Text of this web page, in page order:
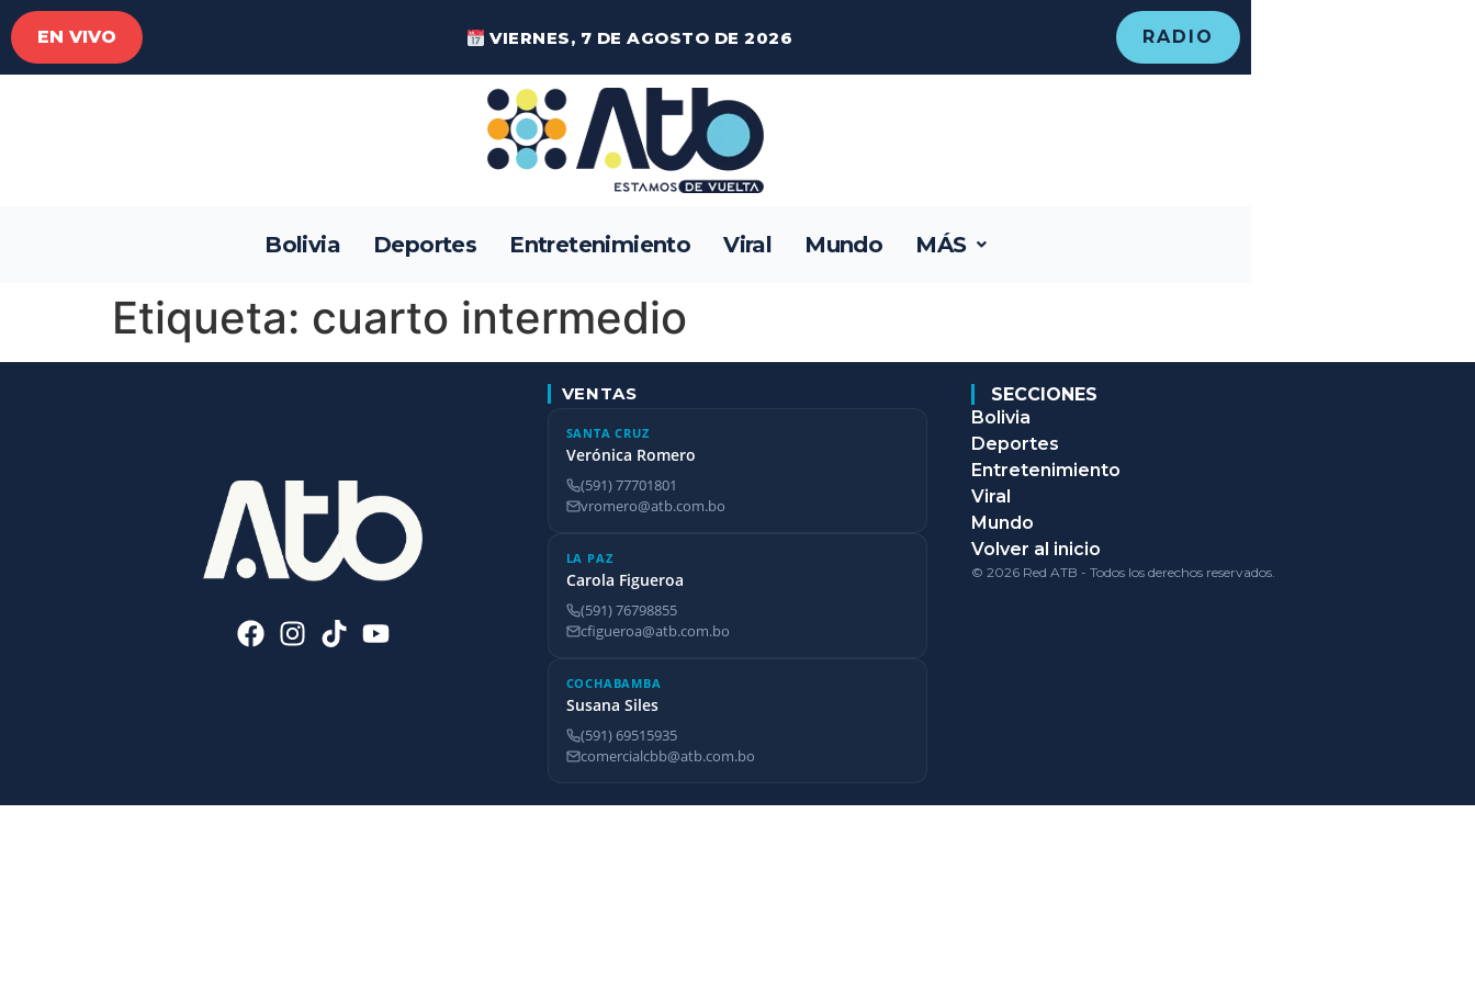
EN VIVO VIERNES, 7 DE AGOSTO DE 2026 RADIO
Bolivia Deportes Entretenimiento Viral Mundo MÁS
Etiqueta: cuarto intermedio
VENTAS
SANTA CRUZ
Verónica Romero
(591) 77701801
vromero@atb.com.bo
LA PAZ
Carola Figueroa
(591) 76798855
cfigueroa@atb.com.bo
COCHABAMBA
Susana Siles
(591) 69515935
comercialcbb@atb.com.bo
SECCIONES
Bolivia
Deportes
Entretenimiento
Viral
Mundo
Volver al inicio
© 2026 Red ATB - Todos los derechos reservados.